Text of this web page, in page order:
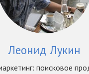
Леонид Лукин
поисковое